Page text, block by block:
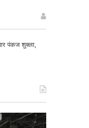
पंकज शुक्ला,